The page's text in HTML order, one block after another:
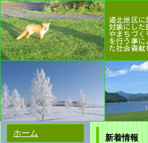
ホーム
新着情報